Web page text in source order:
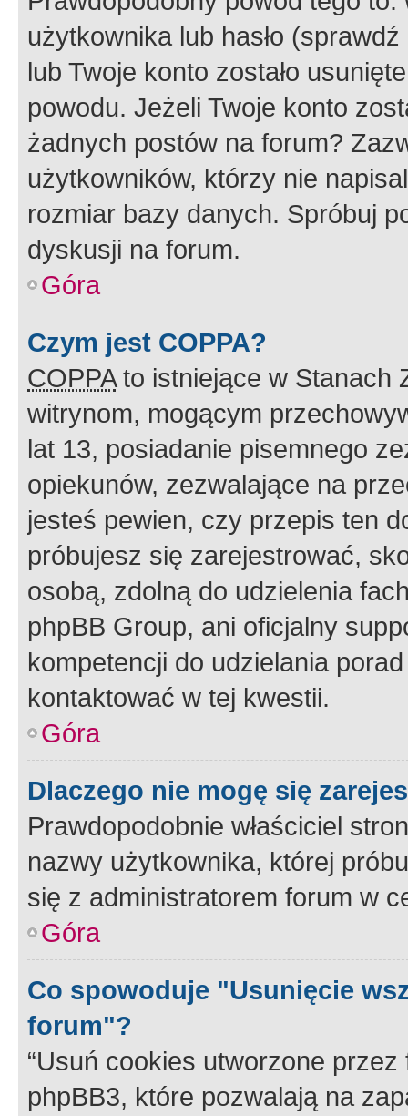
użytkownika lub hasło
lub Twoje konto zostało
powodu. Jeżeli Twoje konto
żadnych postów na forum?
użytkowników, którzy nie
rozmiar bazy danych. Spróbuj
dyskusji na forum.
Góra
Czym jest COPPA?
COPPAto istniejące w Stanach
witrynom, mogącym
lat 13, posiadanie pisemnego
opiekunów, zezwalające na
jesteś pewien, czy przepis ten
próbujesz się zarejestrować,
osobą, zdolną do udzielenia
phpBB Group, ani oficjalny
kompetencji do udzielania
kontaktować w tej kwestii.
Góra
Dlaczego nie mogę się
Prawdopodobnie właściciel
nazwy użytkownika, której
się z administratorem forum w
Góra
Co spowoduje "Usunięcie
forum"?
“Usuń cookies utworzone
phpBB3, które pozwalają na